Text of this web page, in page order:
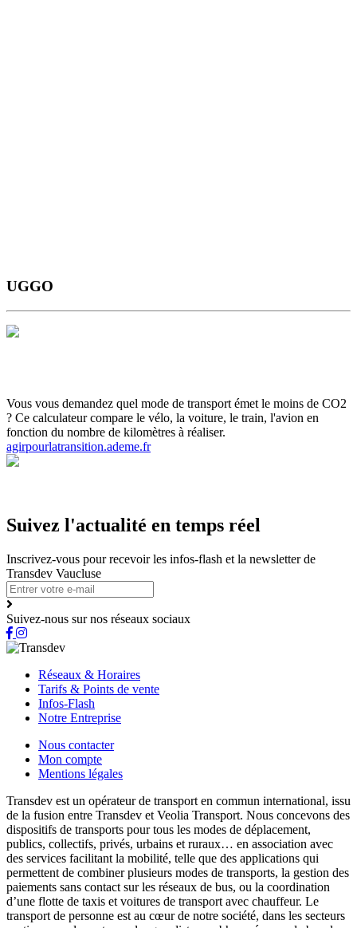
UGGO
Vous vous demandez quel mode de transport émet le moins de CO2
? Ce calculateur compare le vélo, la voiture, le train, l'avion en
fonction du nombre de kilomètres à réaliser.
agirpourlatransition.ademe.fr
Suivez l'actualité en temps réel
Inscrivez-vous pour recevoir les infos-flash et la newsletter de
Transdev Vaucluse
Suivez-nous sur nos réseaux sociaux
Réseaux & Horaires
Tarifs & Points de vente
Infos-Flash
Notre Entreprise
Nous contacter
Mon compte
Mentions légales
Transdev est un opérateur de transport en commun international, issu
de la fusion entre Transdev et Veolia Transport. Nous concevons des
dispositifs de transports pour tous les modes de déplacement,
publics, collectifs, privés, urbains et ruraux… en association avec
des services facilitant la mobilité, telle que des applications qui
permettent de combiner plusieurs modes de transports, la gestion des
paiements sans contact sur les réseaux de bus, ou la coordination
d’une flotte de taxis et voitures de transport avec chauffeur. Le
transport de personne est au cœur de notre société, dans les secteurs